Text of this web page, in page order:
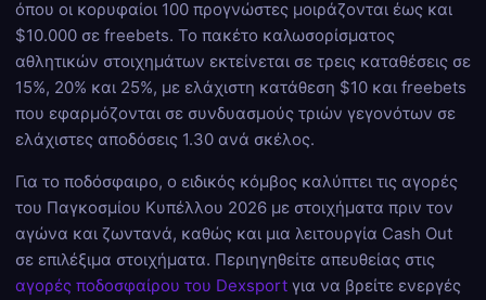
όπου οι κορυφαίοι 100 προγνώστες μοιράζονται έως και
$10.000 σε freebets. Το πακέτο καλωσορίσματος
αθλητικών στοιχημάτων εκτείνεται σε τρεις καταθέσεις σε
15%, 20% και 25%, με ελάχιστη κατάθεση $10 και freebets
που εφαρμόζονται σε συνδυασμούς τριών γεγονότων σε
ελάχιστες αποδόσεις 1.30 ανά σκέλος.
Για το ποδόσφαιρο, ο ειδικός κόμβος καλύπτει τις αγορές
του Παγκοσμίου Κυπέλλου 2026 με στοιχήματα πριν τον
αγώνα και ζωντανά, καθώς και μια λειτουργία Cash Out
σε επιλέξιμα στοιχήματα. Περιηγηθείτε απευθείας στις
αγορές ποδοσφαίρου του Dexsport για να βρείτε ενεργές